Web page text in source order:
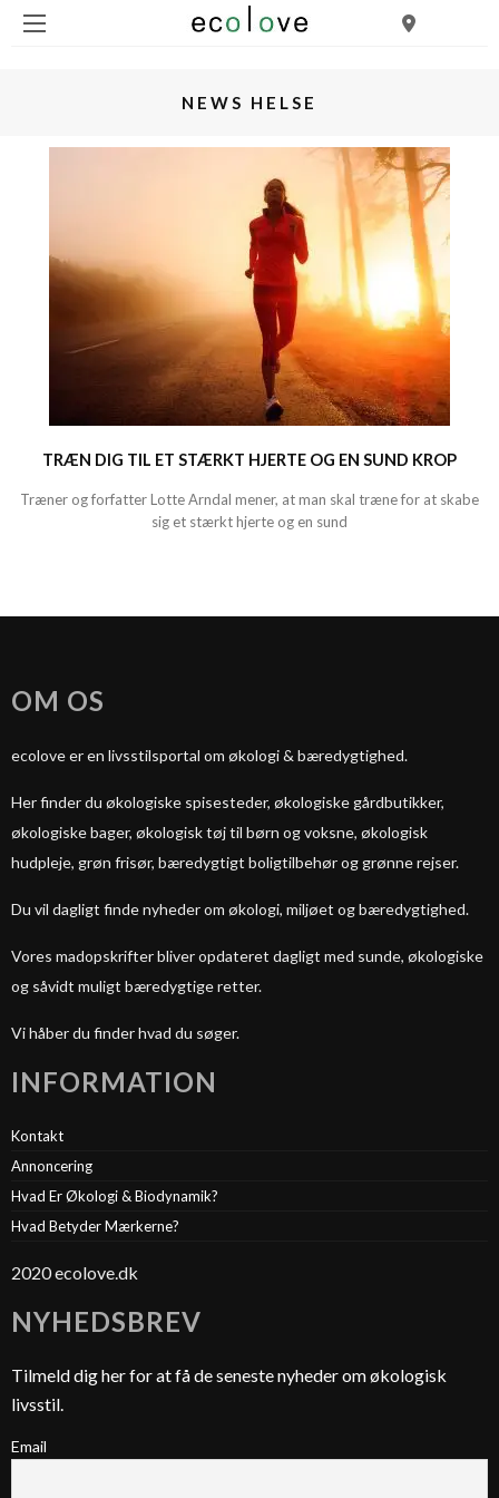
NEWS HELSE
TRÆN DIG TIL ET STÆRKT HJERTE OG EN SUND KROP
Træner og forfatter Lotte Arndal mener, at man skal træne for at skabe
sig et stærkt hjerte og en sund
OM OS
ecolove er en livsstilsportal om økologi & bæredygtighed.
Her finder du økologiske spisesteder, økologiske gårdbutikker,
økologiske bager, økologisk tøj til børn og voksne, økologisk
hudpleje, grøn frisør, bæredygtigt boligtilbehør og grønne rejser.
Du vil dagligt finde nyheder om økologi, miljøet og bæredygtighed.
Vores madopskrifter bliver opdateret dagligt med sunde, økologiske
og såvidt muligt bæredygtige retter.
Vi håber du finder hvad du søger.
INFORMATION
Kontakt
Annoncering
Hvad Er Økologi & Biodynamik?
Hvad Betyder Mærkerne?
2020 ecolove.dk
NYHEDSBREV
Tilmeld dig her for at få de seneste nyheder om økologisk
livsstil.
Email